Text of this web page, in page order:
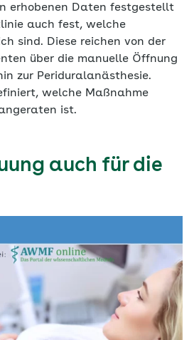
erhobenen Daten festgestellt
auch fest, welche
sind. Diese reichen von der
über die manuelle Öffnung
zur Periduralanästhesie.
welche Maßnahme
ist.
auch für die